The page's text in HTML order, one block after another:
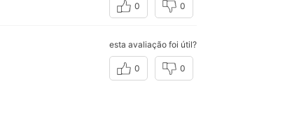
0 0
esta avaliação foi útil?
0 0